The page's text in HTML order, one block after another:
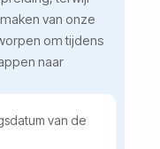
van onze
om tijdens
naar
van de